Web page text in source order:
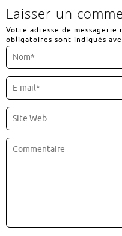
Laisser un
Votre adresse de messagerie
obligatoires sont indiqués